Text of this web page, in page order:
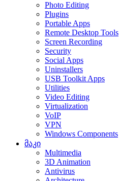
Photo Editing
Plugins
Portable Apps
Remote Desktop Tools
Screen Recording
Security
Social Apps
Uninstallers
USB Toolkit Apps
Utilities
Video Editing
Virtualization
VoIP
VPN
Windows Components
მაკი
Multimedia
3D Animation
Antivirus